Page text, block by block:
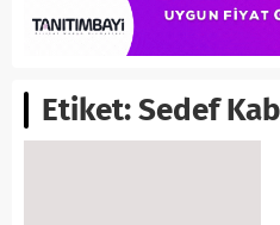
Etiket:Sedef